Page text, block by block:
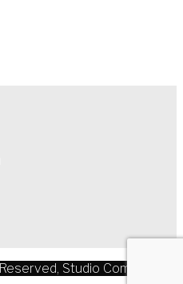
Studio Comelli